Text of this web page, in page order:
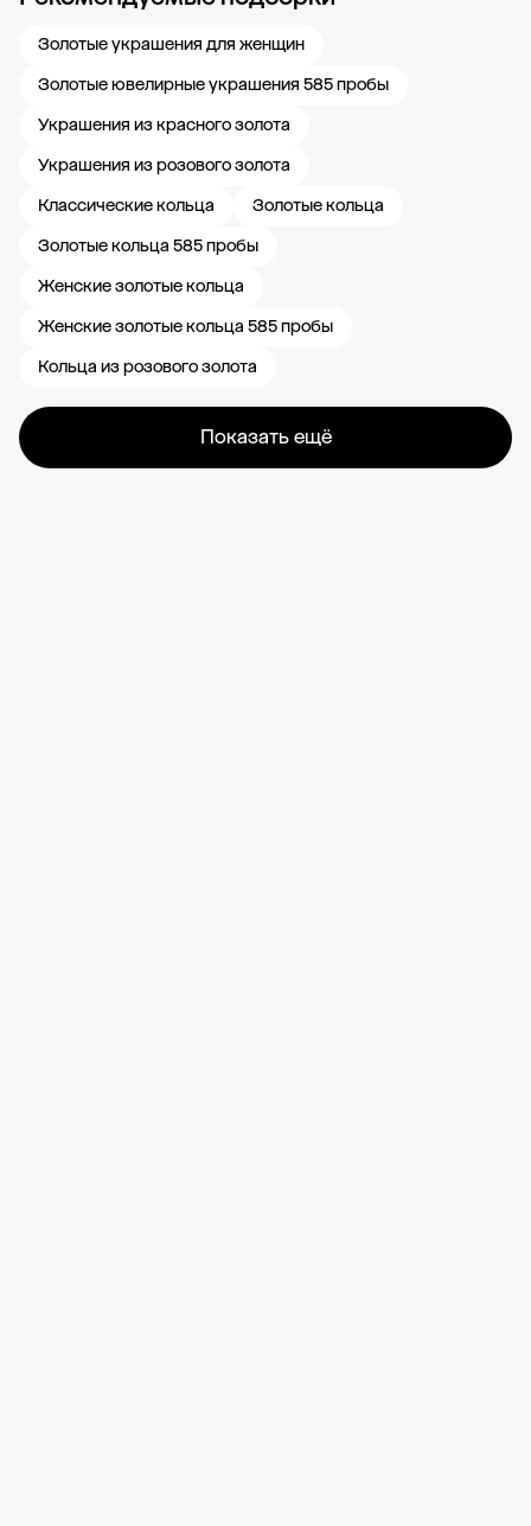
Золотые украшения для женщин
Золотые ювелирные украшения 585 пробы
Украшения из красного золота
Украшения из розового золота
Классические кольца
Золотые кольца
Золотые кольца 585 пробы
Женские золотые кольца
Женские золотые кольца 585 пробы
Кольца из розового золота
Показать ещё
Новости компании Журнал ЗОЛОТОЙ Блог